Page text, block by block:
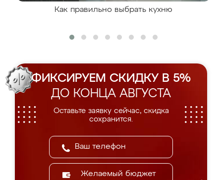
Как правильно выбрать кухню
ФИКСИРУЕМ СКИДКУ В 5%
ДО КОНЦА АВГУСТА
Оставьте заявку сейчас, скидка
сохранится.
Желаемый бюджет